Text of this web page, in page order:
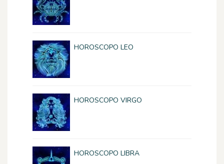
HOROSCOPO LEO
HOROSCOPO VIRGO
HOROSCOPO LIBRA